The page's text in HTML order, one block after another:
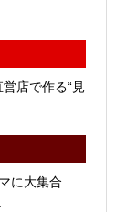
店で作る“見
に大集合